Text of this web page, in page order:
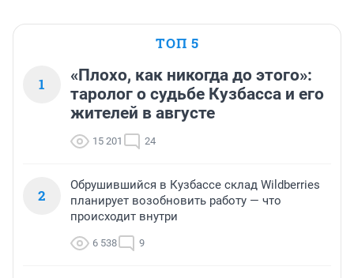
ТОП 5
1
«Плохо, как никогда до этого»:
таролог о судьбе Кузбасса и его
жителей в августе
15 201 24
2
Обрушившийся в Кузбассе склад Wildberries
планирует возобновить работу — что
происходит внутри
6 538 9